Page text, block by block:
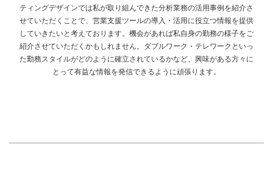
ティングデザインでは私が取り組んできた分析業務の活用事例を紹介さ
せていただくことで、営業支援ツールの導入・活用に役立つ情報を提供
していきたいと考えております。機会があれば私自身の勤務の様子をご
紹介させていただくかもしれません。ダブルワーク・テレワークといっ
た勤務スタイルがどのように確立されているかなど、興味がある方々に
とって有益な情報を発信できるように頑張ります。